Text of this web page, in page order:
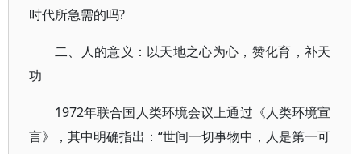
时代所急需的吗?
二、人的意义：以天地之心为心，赞化育，补天
功
1972年联合国人类环境会议上通过《人类环境宣
言》，其中明确指出：“世间一切事物中，人是第一可